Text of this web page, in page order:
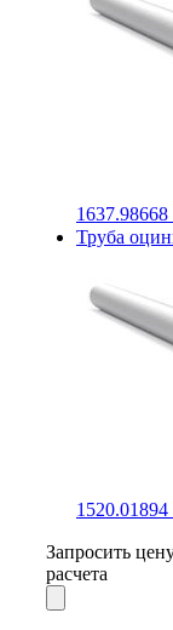
1637.98668
Труба
1520.01894
Запросить
расчета